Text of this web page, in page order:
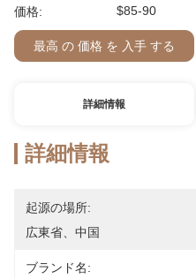
価格: $85-90
最高 の 価格 を 入手 する
詳細情報
詳細情報
起源の場所:
広東省、中国
ブランド名: